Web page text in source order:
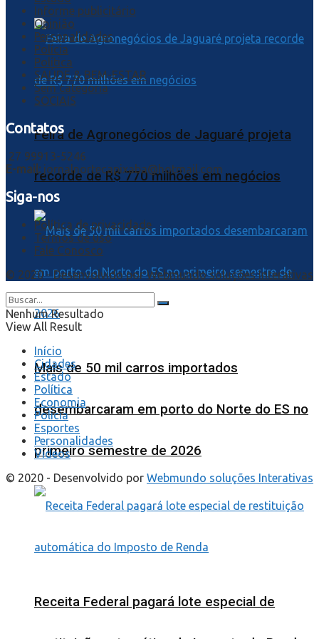
Feira de Agronegócios de Jaguaré projeta
recorde de R$ 770 milhões em negócios
Mais de 50 mil carros importados
desembarcaram em porto do Norte do ES no
primeiro semestre de 2026
Receita Federal pagará lote especial de
Informe publicitário
Opinião
Personalidades
Polícia
Política
SAÚDE & BEM-ESTAR
Sem categoria
SOCIAIS
Contatos
27 99913-5246
E-mail: jornalnortecapixaba@hotmail.com
Siga-nos
Política de privacidade
Termos de uso
Fale Conosco
© 2020 - Desenvolvido porWebmundo soluções Interativas
Nenhum Resultado
View All Result
Início
Cidades
Estado
Política
Economia
Polícia
Esportes
Personalidades
Videos
© 2020 - Desenvolvido por Webmundo soluções Interativas